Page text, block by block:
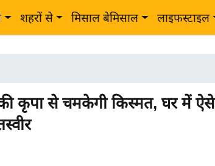
शहरों से मिसाल बेमिसाल लाइफस्टाइल
कृपा से चमकेगी किस्मत, घर में ऐसे